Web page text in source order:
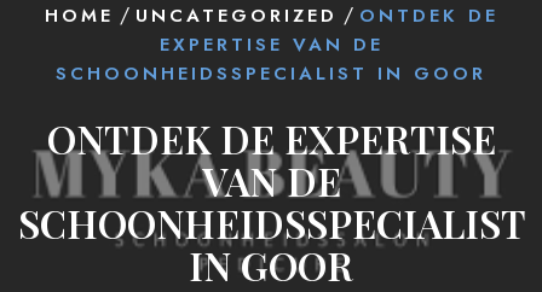
HOME / UNCATEGORIZED / ONTDEK DE
EXPERTISE VAN DE
SCHOONHEIDSSPECIALIST IN GOOR
ONTDEK DE EXPERTISE
VAN DE
SCHOONHEIDSSPECIALIST
IN GOOR